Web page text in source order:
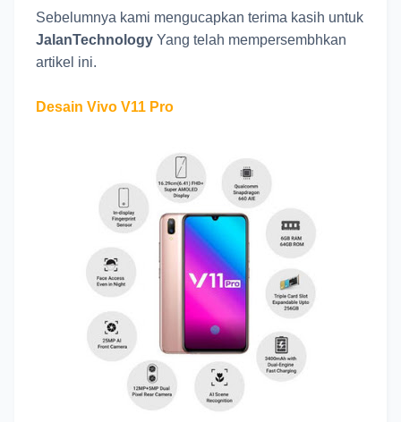
Sebelumnya kami mengucapkan terima kasih untuk
JalanTechnology Yang telah mempersembhkan
artikel ini.
Desain Vivo V11 Pro